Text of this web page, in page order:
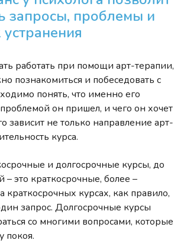
запросы, проблемы и
работать при помощи арт-терапии,
познакомиться и побеседовать с
понять, что именно его
он пришел, и чего он хочет
зависит не только направление арт-
курса.
и долгосрочные курсы, до
это краткосрочные, более –
краткосрочных курсах, как правило,
запрос. Долгосрочные курсы
со многими вопросами, которые
покоя.